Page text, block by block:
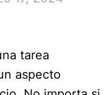
tarea
aspecto